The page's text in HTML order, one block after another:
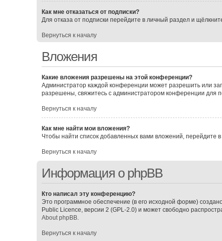
Как мне отказаться от подписки?
Для отказа от подписки перейдите в личный раздел и
Вернуться к началу
Вложения
Какие вложения разрешены на этой конференции?
Администратор каждой конференции может разрешить или
разрешены, свяжитесь с администратором конференции для
Вернуться к началу
Как мне найти мои вложения?
Чтобы найти список добавленных вами вложений,
Вернуться к началу
Информация о phpBB
Кто написал эту конференцию?
Это программное обеспечение (в его исходной форме)
Public Licence, версии 2 (GPL-2.0) и может свободно
About phpBB.
Вернуться к началу